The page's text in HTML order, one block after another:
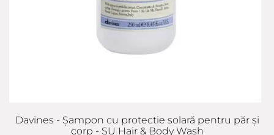
Davines - Șampon cu protectie solară pentru păr și
corp - SU Hair & Body Wash